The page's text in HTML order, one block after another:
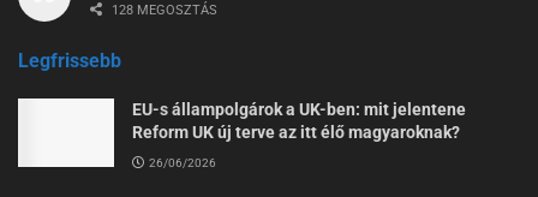
128 MEGOSZTÁS
Legfrissebb
EU-s állampolgárok a UK-ben: mit jelentene
Reform UK új terve az itt élő magyaroknak?
26/06/2026